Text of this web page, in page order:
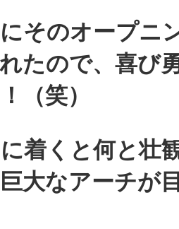
の
オ
ー
プ
ニ
そのオープニ
たので、喜び
（笑）
着くと何と壮
大なアーチが